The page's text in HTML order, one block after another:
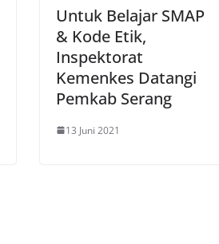
Untuk Belajar SMAP
& Kode Etik,
Inspektorat
Kemenkes Datangi
Pemkab Serang
13 Juni 2021